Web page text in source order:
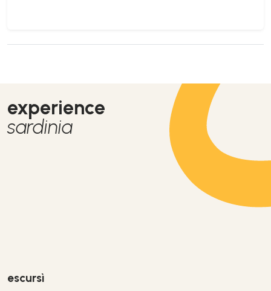
experience
sardinia
escursì